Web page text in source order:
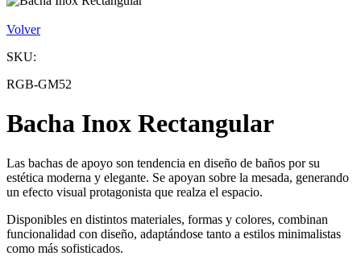
Volver
SKU:
RGB-GM52
Bacha Inox Rectangular
Las bachas de apoyo son tendencia en diseño de baños por su
estética moderna y elegante. Se apoyan sobre la mesada, generando
un efecto visual protagonista que realza el espacio.
Disponibles en distintos materiales, formas y colores, combinan
funcionalidad con diseño, adaptándose tanto a estilos minimalistas
como más sofisticados.